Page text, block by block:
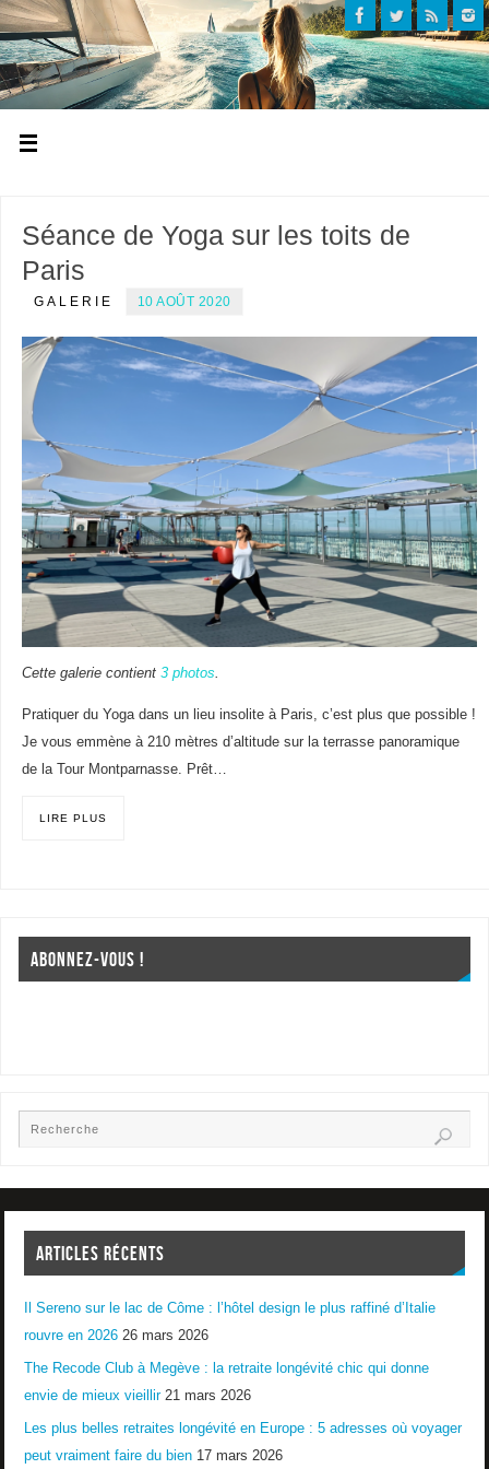
Séance de Yoga sur les toits de
Paris
GALERIE 10 AOÛT 2020
Cette galerie contient 3 photos
Pratiquer du Yoga dans un lieu insolite à Paris, c’est plus que possible !
Je vous emmène à 210 mètres d’altitude sur la terrasse panoramique
de la Tour Montparnasse. Prêt…
LIRE PLUS
ABONNEZ-VOUS !
ARTICLES RÉCENTS
Il Sereno sur le lac de Côme : l’hôtel design le plus raffiné d’Italie
rouvre en 2026 26 mars 2026
The Recode Club à Megève : la retraite longévité chic qui donne
envie de mieux vieillir 21 mars 2026
Les plus belles retraites longévité en Europe : 5 adresses où voyager
peut vraiment faire du bien 17 mars 2026